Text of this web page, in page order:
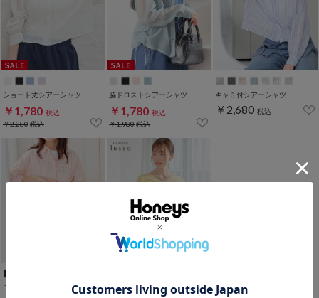
ショート丈シアーシャツ
￥1,780 税込
￥2,280税込
脇ドロストシアーシャツ
￥1,780 税込
￥1,980税込
キャミ付シアーシャツ
￥2,680 税込
Ｔシャツ付シアーシャツ Ｖネックニット